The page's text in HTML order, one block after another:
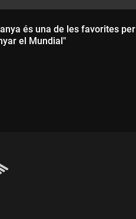
és una de les favorites per
el Mundial"